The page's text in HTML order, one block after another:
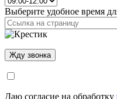
Выберите удобное время
Даю согласие на обработку